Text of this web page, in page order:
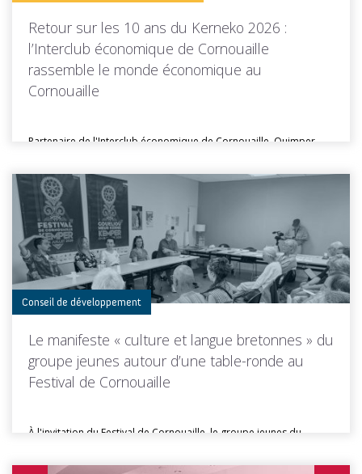
Retour sur les 10 ans du Kerneko 2026 :
l’Interclub économique de Cornouaille
rassemble le monde économique au
Cornouaille
Partenaire de l'Interclub économique de Cornouaille, Quimper
Toutes les actus de cette rubrique LIRE LA SUITE
Conseil de développement
Le manifeste « culture et langue bretonnes » du
groupe jeunes autour d’une table-ronde au
Festival de Cornouaille
À l'invitation du Festival de Cornouaille, le groupe jeunes du